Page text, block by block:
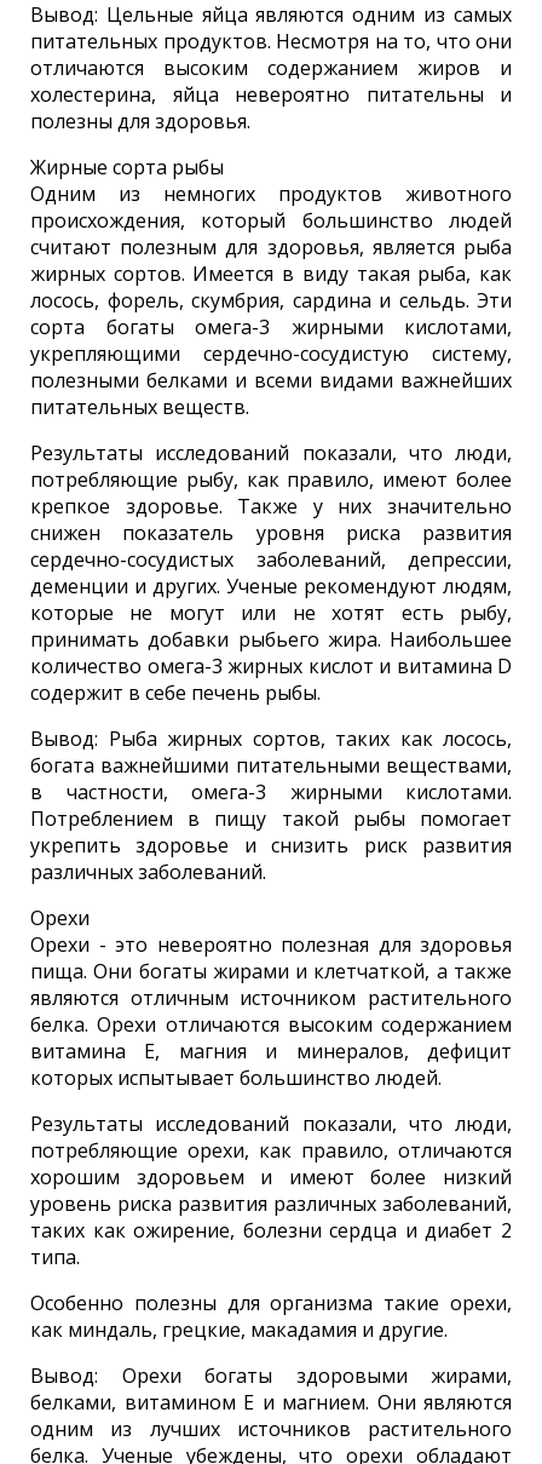
Вывод: Цельные яйца являются одним из самых
питательных продуктов. Несмотря на то, что они
отличаются высоким содержанием жиров и
холестерина, яйца невероятно питательны и
полезны для здоровья.
Жирные сорта рыбы
Одним из немногих продуктов животного
происхождения, который большинство людей
считают полезным для здоровья, является рыба
жирных сортов. Имеется в виду такая рыба, как
лосось, форель, скумбрия, сардина и сельдь. Эти
сорта богаты омега-3 жирными кислотами,
укрепляющими сердечно-сосудистую систему,
полезными белками и всеми видами важнейших
питательных веществ.
Результаты исследований показали, что люди,
потребляющие рыбу, как правило, имеют более
крепкое здоровье. Также у них значительно
снижен показатель уровня риска развития
сердечно-сосудистых заболеваний, депрессии,
деменции и других. Ученые рекомендуют людям,
которые не могут или не хотят есть рыбу,
принимать добавки рыбьего жира. Наибольшее
количество омега-3 жирных кислот и витамина D
содержит в себе печень рыбы.
Вывод: Рыба жирных сортов, таких как лосось,
богата важнейшими питательными веществами,
в частности, омега-3 жирными кислотами.
Потреблением в пищу такой рыбы помогает
укрепить здоровье и снизить риск развития
различных заболеваний.
Орехи
Орехи - это невероятно полезная для здоровья
пища. Они богаты жирами и клетчаткой, а также
являются отличным источником растительного
белка. Орехи отличаются высоким содержанием
витамина E, магния и минералов, дефицит
которых испытывает большинство людей.
Результаты исследований показали, что люди,
потребляющие орехи, как правило, отличаются
хорошим здоровьем и имеют более низкий
уровень риска развития различных заболеваний,
таких как ожирение, болезни сердца и диабет 2
типа.
Особенно полезны для организма такие орехи,
как миндаль, грецкие, макадамия и другие.
Вывод: Орехи богаты здоровыми жирами,
белками, витамином E и магнием. Они являются
одним из лучших источников растительного
белка. Ученые убеждены, что орехи обладают